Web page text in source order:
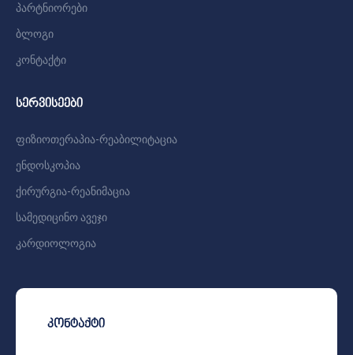
პარტნიორები
ბლოგი
კონტაქტი
სერვისეები
ფიზიოთერაპია-რეაბილიტაცია
ენდოსკოპია
ქირურგია-რეანიმაცია
სამედიცინო ავეჯი
კარდიოლოგია
კონტაქტი